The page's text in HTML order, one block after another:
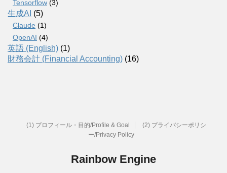
Tensorflow (3)
生成AI (5)
Claude (1)
OpenAI (4)
英語 (English) (1)
財務会計 (Financial Accounting) (16)
(1) プロフィール・目的/Profile & Goal
(2) プライバシーポリシ
ー/Privacy Policy
Rainbow Engine